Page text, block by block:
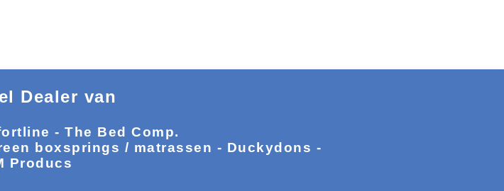
Dealer van
- The Bed Comp.
boxsprings / matrassen - Duckydons -
Producs